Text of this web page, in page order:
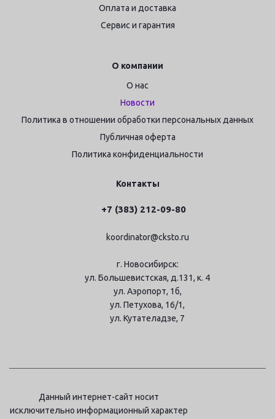
Оплата и доставка
Сервис и гарантия
О компании
О нас
Новости
Политика в отношении обработки персональных данных
Публичная оферта
Политика конфиденциальности
Контакты
+7 (383) 212-09-80
koordinator@cksto.ru
г. Новосибирск:
ул. Большевистская, д.131, к. 4
ул. Аэропорт, 1б,
ул. Петухова, 16/1,
ул. Кутателадзе, 7
Данный интернет-сайт носит
исключительно информационный характер